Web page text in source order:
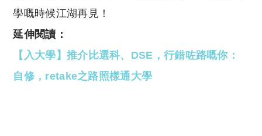
學嘅時候江湖再見！
延伸閱讀：
【入大學】推介比選科、DSE，行錯咗路嘅你：
自修，retake之路照樣通大學